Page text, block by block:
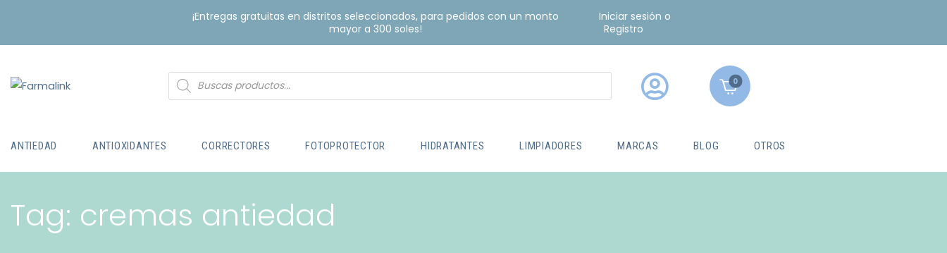
¡Entregas gratuitas en distritos seleccionados, para pedidos con un monto
mayor a 300 soles!
Iniciar sesión o
Registro
0
ANTIEDAD ANTIOXIDANTES CORRECTORES FOTOPROTECTOR HIDRATANTES LIMPIADORES MARCAS BLOG OTROS
Tag: cremas antiedad